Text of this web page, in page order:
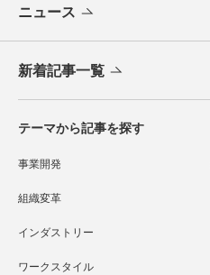
ニュース
新着記事一覧
テーマから記事を探す
事業開発
組織変革
インダストリー
ワークスタイル